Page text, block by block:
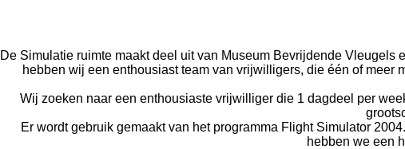
De Simulatie ruimte maakt deel uit van Museum Bevrijdende Vleugels
hebben wij een enthousiast team van vrijwilligers, die één of
Wij zoeken naar een enthousiaste vrijwilliger die 1 dagdeel per
Er wordt gebruik gemaakt van het programma Flight Simulator
hebben we een